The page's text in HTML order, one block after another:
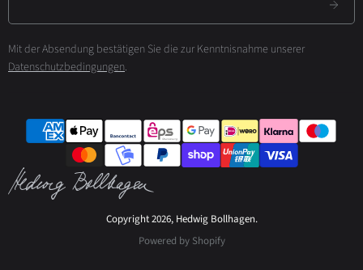
Mit der Absendung bestätigen Sie die zur Kenntnisnahme unserer
Datenschutzbedingungen.
Copyright 2026, Hedwig Bollhagen.
Powered by Shopify